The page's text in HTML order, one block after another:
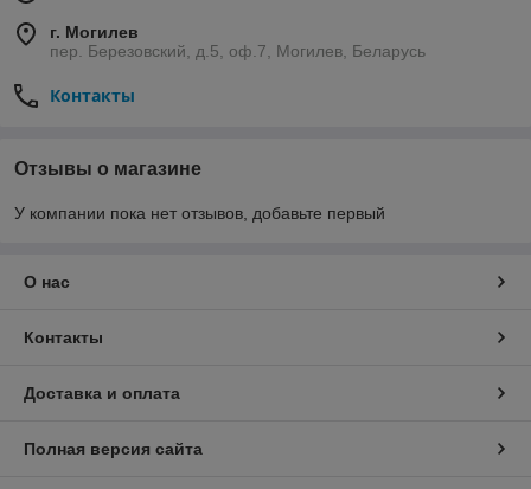
г. Могилев
пер. Березовский, д.5, оф.7, Могилев, Беларусь
Контакты
Отзывы о магазине
У компании пока нет отзывов, добавьте первый
О нас
Контакты
Доставка и оплата
Полная версия сайта